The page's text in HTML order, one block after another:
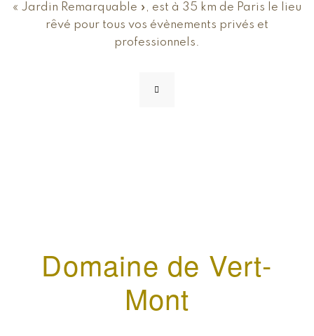
« Jardin Remarquable », est à 35 km de Paris le lieu
rêvé pour tous vos évènements privés et
professionnels.
Domaine de Vert-
Mont